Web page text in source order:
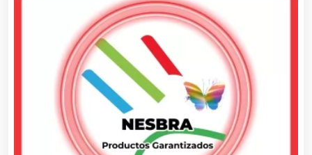
Agricultura y Ganadería
Agua Purificada
Aire Acondicionado